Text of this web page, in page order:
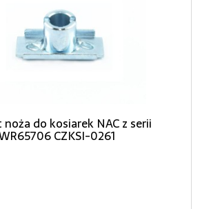
do kosiarek NAC z serii
CZKSI-0261